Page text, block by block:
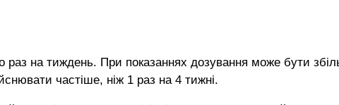
раз на тиждень. При показаннях дозування може бути
частіше, ніж 1 раз на 4 тижні.